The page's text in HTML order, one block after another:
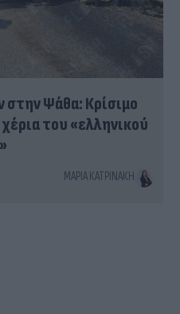
στην Ψάθα: Κρίσιμο
του «ελληνικού
ΜΑΡΊΑ ΚΑΤΡΙΝΆΚΗ